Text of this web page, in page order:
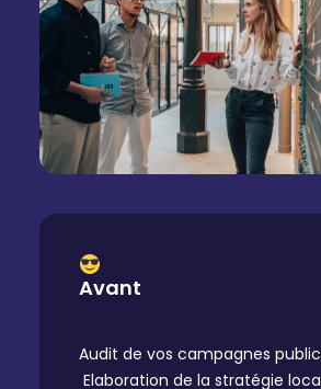
Avant
Audit de vos campagnes
Elaboration de la stratégie